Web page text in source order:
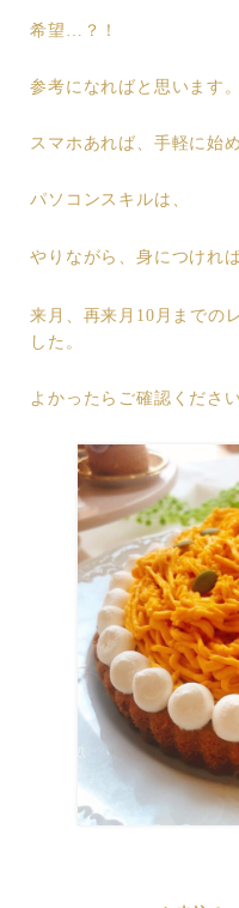
希望…？！
参考になればと思います。
スマホあれば、手軽に始
パソコンスキルは、
やりながら、身につけれ
来月、再来月10月までの
した。
よかったらご確認くださ